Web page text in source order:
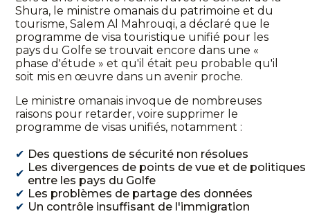
Shura, le ministre omanais du patrimoine et du
tourisme, Salem Al Mahrouqi, a déclaré que le
programme de visa touristique unifié pour les
pays du Golfe se trouvait encore dans une «
phase d'étude » et qu'il était peu probable qu'il
soit mis en œuvre dans un avenir proche.
Le ministre omanais invoque de nombreuses
raisons pour retarder, voire supprimer le
programme de visas unifiés, notamment :
Des questions de sécurité non résolues
Les divergences de points de vue et de politiques
entre les pays du Golfe
Les problèmes de partage des données
Un contrôle insuffisant de l'immigration